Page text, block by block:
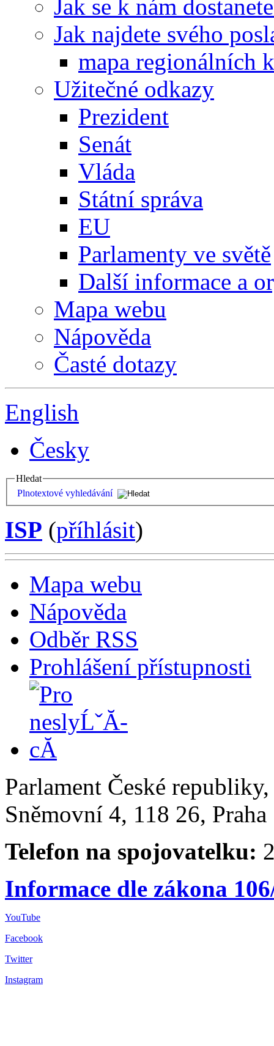
Jak se k nám
Jak najdete svého
mapa regionálních
Užitečné odkazy
Prezident
Senát
Vláda
Státní správa
EU
Parlamenty ve světě
Další informace a
Mapa webu
Nápověda
Časté dotazy
English
Česky
Hledat
Plnotextové vyhledávání
ISP (příhlásit)
Mapa webu
Nápověda
Odběr RSS
Prohlášení přístupnosti
Parlament České
Sněmovní 4, 118 26,
Telefon na spojovatelku:
Informace dle zákona
YouTube
Facebook
Twitter
Instagram